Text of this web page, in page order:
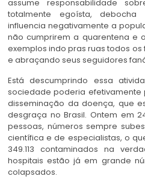
assume responsabilidade
totalmente egoísta,
influencia negativamente a
não cumprirem a quarentena e
exemplos indo pras ruas todos
e abraçando seus seguidores
Está descumprindo essa
sociedade poderia
disseminação da doença, que
desgraça no Brasil. Ontem em
pessoas, números sempre
científica e de especialistas, o
349.113 contaminados na
hospitais estão já em grande
colapsados.